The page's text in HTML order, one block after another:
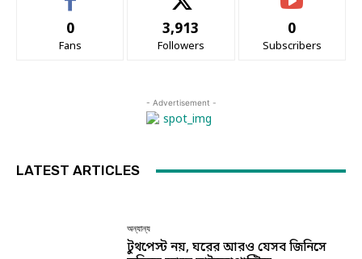
0
Fans
3,913
Followers
0
Subscribers
- Advertisement -
LATEST ARTICLES
অন্যান্য
টুথপেস্ট নয়, ঘরের আরও যেসব জিনিসে